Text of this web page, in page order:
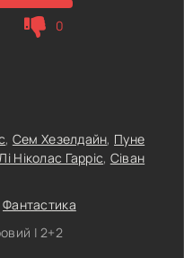
0
, Сем Хезелдайн, Пуне
Ніколас Гарріс, Сіван
Фантастика
| 2+2